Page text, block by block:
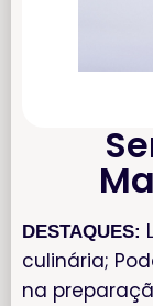
DESTAQUES:
culinária;
na